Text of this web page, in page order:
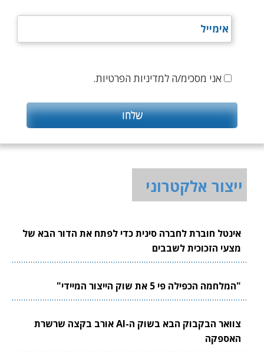
אני מסכימ/ה למדיניות הפרטיות.
ייצור אלקטרוני
אינטל חוברת לחברה סינית כדי לפתח את הדור הבא של
מצעי הזכוכית לשבבים
"המלחמה הכפילה פי 5 את שוק הייצור המיידי"
צוואר הבקבוק הבא בשוק ה-AI אורב בקצה שרשרת
האספקה